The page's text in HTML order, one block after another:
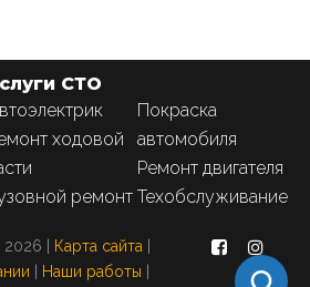
СТО
ходовой
ремонт
Покраска
автомобиля
Ремонт двигателя
Техобслуживание
| Карта сайта
Наши работы